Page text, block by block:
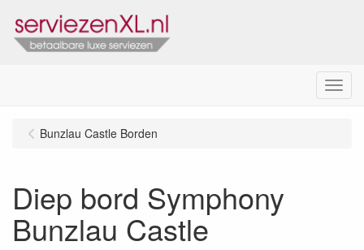
Menu
Bunzlau Castle Borden
Diep bord Symphony
Bunzlau Castle